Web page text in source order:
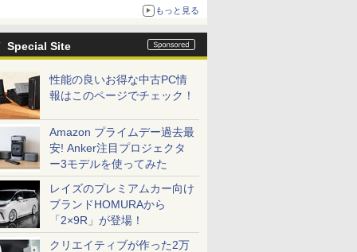
もっと見る
Special Site
性能の良いお得な中古PC情
報はこのページでチェック！
Amazon プライムデー過去最
安! Anker注目プロジェクタ
ー3モデルを使ってみた
レイズのプレミアムカー向け
ブランドHOMURAから
「2×9R」が登場！
クリエイティブが作った2万